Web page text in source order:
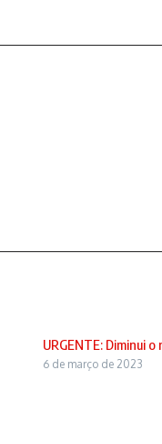
URGENTE: Diminui
6 de março de 2023